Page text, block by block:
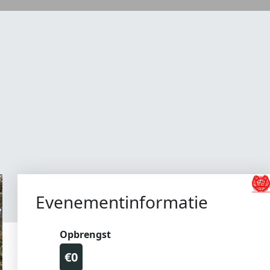
Evenementinformatie
Opbrengst
€0